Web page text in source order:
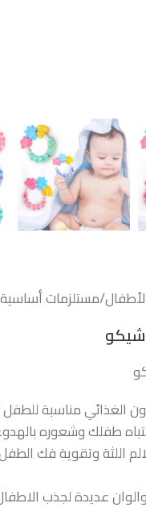
/مستلزمات أساسية
الغذائي مناسبة للطفل
طفلك وشعوره
اللثة وتقوية فك
عديدة لجذب